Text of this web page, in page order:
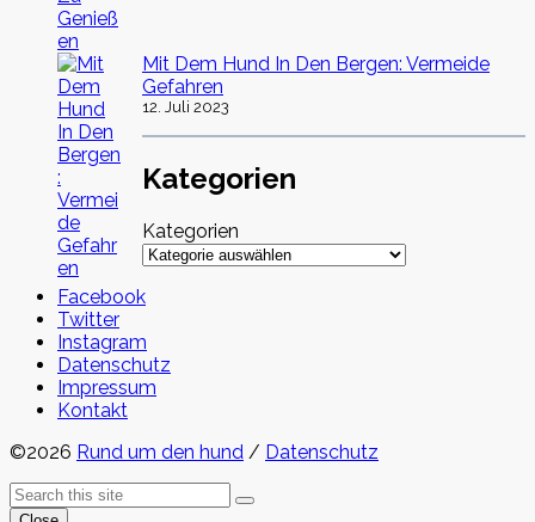
Mit Dem Hund In Den Bergen: Vermeide
Gefahren
12. Juli 2023
Kategorien
Kategorien
Facebook
Twitter
Instagram
Datenschutz
Impressum
Kontakt
©2026 Rund um den hund / Datenschutz
Back
To
Search
Search